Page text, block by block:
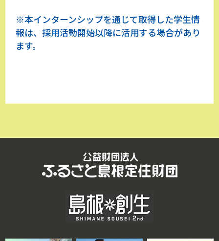
※本インターンシップを通じて取得した学生情
報は、採用活動開始以降に活用する場合があり
ます。